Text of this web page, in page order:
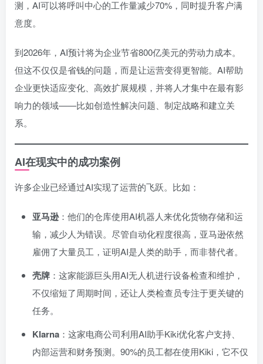
测，AI可以将呼叫中心的工作量减少70%，同时提升客户满
意度。
到2026年，AI预计将为企业节省800亿美元的劳动力成本。
但这不仅仅是省钱的问题，而是让运营变得更智能。AI帮助
企业更快适应变化、高效扩展规模，并将人才集中在最有影
响力的领域——比如创造性解决问题、制定战略和建立关
系。
AI在现实中的成功案例
许多企业已经通过AI实现了运营的飞跃。比如：
亚马逊：他们的仓库使用AI机器人来优化货物存储和运
输，减少人为错误。尽管自动化程度很高，亚马逊依然
雇佣了大量员工，证明AI是人类的助手，而非替代者。
壳牌 ：这家能源巨头用AI无人机进行设备检查和维护，
不仅缩短了周期时间，还让人类检查员专注于更关键的
任务。
Klarna ：这家电商公司利用AI助手Kiki优化客户支持、
内部运营和财务预测。90%的员工都在使用Kiki，它不仅